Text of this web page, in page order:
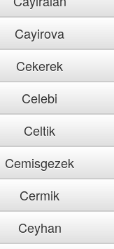
Cayirova
Cekerek
Celebi
Celtik
Cemisgezek
Cermik
Ceyhan